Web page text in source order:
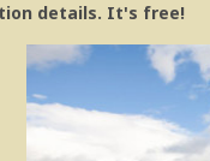
details. It's free!